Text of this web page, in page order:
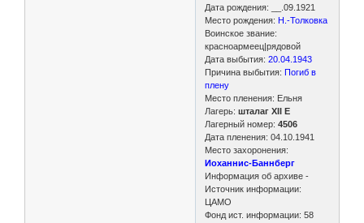
Дата рождения: __.09.1921
Место рождения: Н.-Толковка
Воинское звание:
красноармеец|рядовой
Дата выбытия:20.04.1943
Причина выбытия: Погиб в
плену
Место пленения: Ельня
Лагерь:шталаг XII E
Лагерный номер: 4506
Дата пленения: 04.10.1941
Место захоронения:
Иоханнис-Баннберг
Информация об архиве -
Источник информации:
ЦАМО
Фонд ист. информации: 58